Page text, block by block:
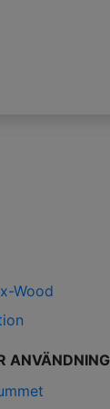
Wood